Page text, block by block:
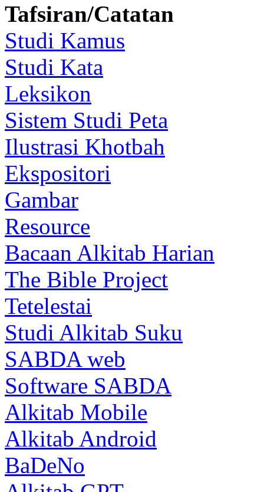
Tafsiran/Catatan
Studi Kamus
Studi Kata
Leksikon
Sistem Studi Peta
Ilustrasi Khotbah
Ekspositori
Gambar
Resource
Bacaan Alkitab Harian
The Bible Project
Tetelestai
Studi Alkitab Suku
SABDA web
Software SABDA
Alkitab Mobile
Alkitab Android
BaDeNo